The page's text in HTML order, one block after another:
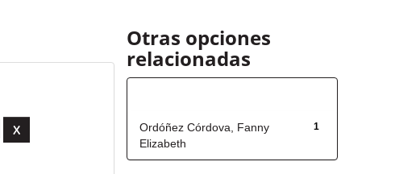
Otras opciones
relacionadas
1
Ordóñez Córdova, Fanny
Elizabeth